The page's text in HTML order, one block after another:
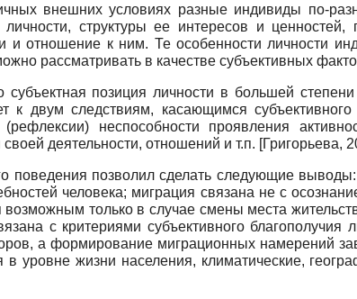
внешних условиях разные индивиды по-
структуры ее интересов и ценностей,
и отношение к ним. Те особенности личности
рассматривать в качестве субъективных
позиция личности в большей
к двум следствиям, касающимся
неспособности проявления
деятельности, отношений и т.п. [Григорьева,
поведения позволил сделать следующие
человека; миграция связана не с
возможным только в случае смены места
с критериями субъективного благополучия
а формирование миграционных намерений
в уровне жизни населения, климатические,